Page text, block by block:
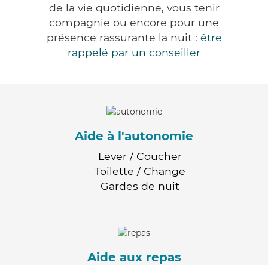
de la vie quotidienne, vous tenir
compagnie ou encore pour une
présence rassurante la nuit : être
rappelé par un conseiller
Aide à l'autonomie
Lever / Coucher
Toilette / Change
Gardes de nuit
Aide aux repas